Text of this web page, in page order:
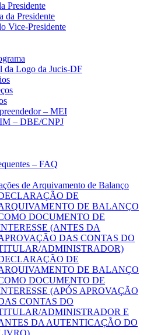
Presidente
da Presidente
Vice-Presidente
da Logo da Jucis-DF
– MEI
– DBE/CNPJ
– FAQ
de Arquivamento de Balanço
DE
DE BALANÇO
DOCUMENTO DE
(ANTES DA
DAS CONTAS DO
ADMINISTRADOR)
DE
DE BALANÇO
DOCUMENTO DE
(APÓS APROVAÇÃO
CONTAS DO
ADMINISTRADOR E
DA AUTENTICAÇÃO DO